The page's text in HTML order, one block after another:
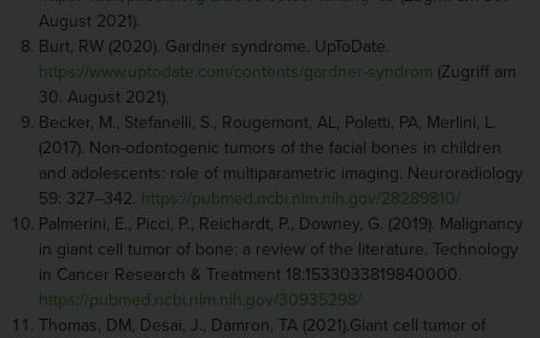
August 2021).
Burt, RW (2020). Gardner syndrome. UpToDate.
https://www.uptodate.com/contents/gardner-syndrom (Zugriff am
30. August 2021).
Becker, M., Stefanelli, S., Rougemont, AL, Poletti, PA, Merlini, L.
(2017). Non-odontogenic tumors of the facial bones in children
and adolescents: role of multiparametric imaging. Neuroradiology
59: 327–342. https://pubmed.ncbi.nlm.nih.gov/28289810/
Palmerini, E., Picci, P., Reichardt, P., Downey, G. (2019). Malignancy
in giant cell tumor of bone: a review of the literature. Technology
in Cancer Research & Treatment 18:1533033819840000.
https://pubmed.ncbi.nlm.nih.gov/30935298/
Thomas, DM, Desai, J., Damron, TA (2021).Giant cell tumor of